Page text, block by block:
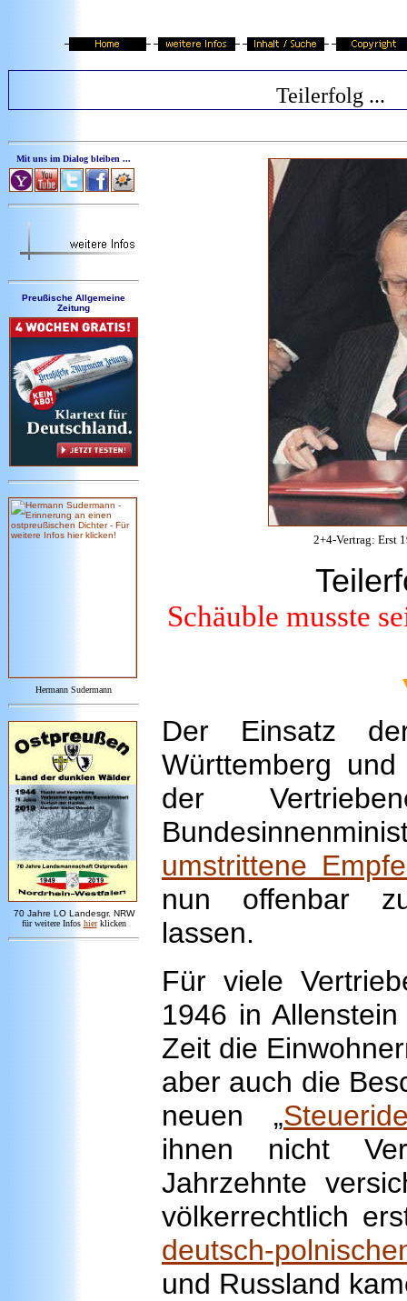
Teilerfolg ...
Mit uns im Dialog bleiben ...
Preußische Allgemeine
Zeitung
Hermann Sudermann
70 Jahre LO Landesgr. NRW
für weitere Infos hier klicken
2+4-Vertrag: Erst
Schäuble musste
Der Einsatz
Württemberg
der
umstrittene
nun offenbar
lassen.
Für viele
1946 in
Zeit die
aber auch die
neuen „
ihnen nicht
Jahrzehnte
völkerrechtlich
deutsch-
und Russland